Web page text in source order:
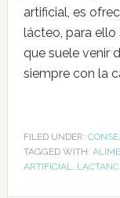
artificial, es
lácteo, para ello
que suele venir
siempre con la
FILED UNDER:
TAGGED WITH:
ARTIFICIAL,